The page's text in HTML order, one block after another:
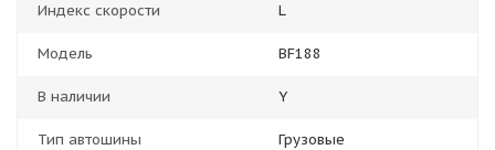
Индекс скорости L
Модель BF188
В наличии Y
Тип автошины Грузовые